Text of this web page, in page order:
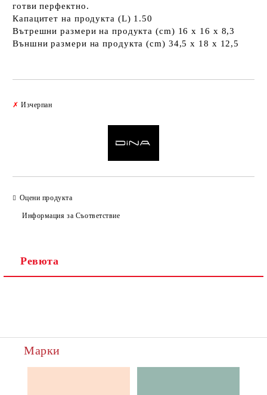
готви перфектно.
Капацитет на продукта (L) 1.50
Вътрешни размери на продукта (cm) 16 x 16 x 8,3
Външни размери на продукта (cm) 34,5 x 18 x 12,5
✗ Изчерпан
Оцени продукта
Информация за Съответствие
Ревюта
Марки